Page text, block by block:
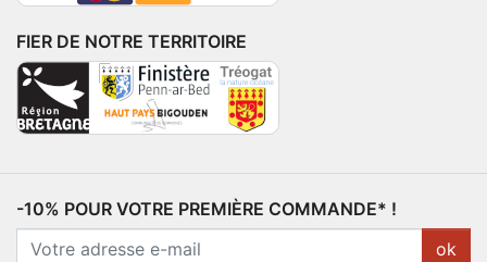
FIER DE NOTRE TERRITOIRE
-10% POUR VOTRE PREMIÈRE COMMANDE* !
ok